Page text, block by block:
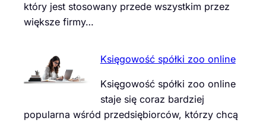
który jest stosowany przede wszystkim przez
większe firmy…
Księgowość spółki zoo online
Księgowość spółki zoo online
staje się coraz bardziej
popularna wśród przedsiębiorców, którzy chcą